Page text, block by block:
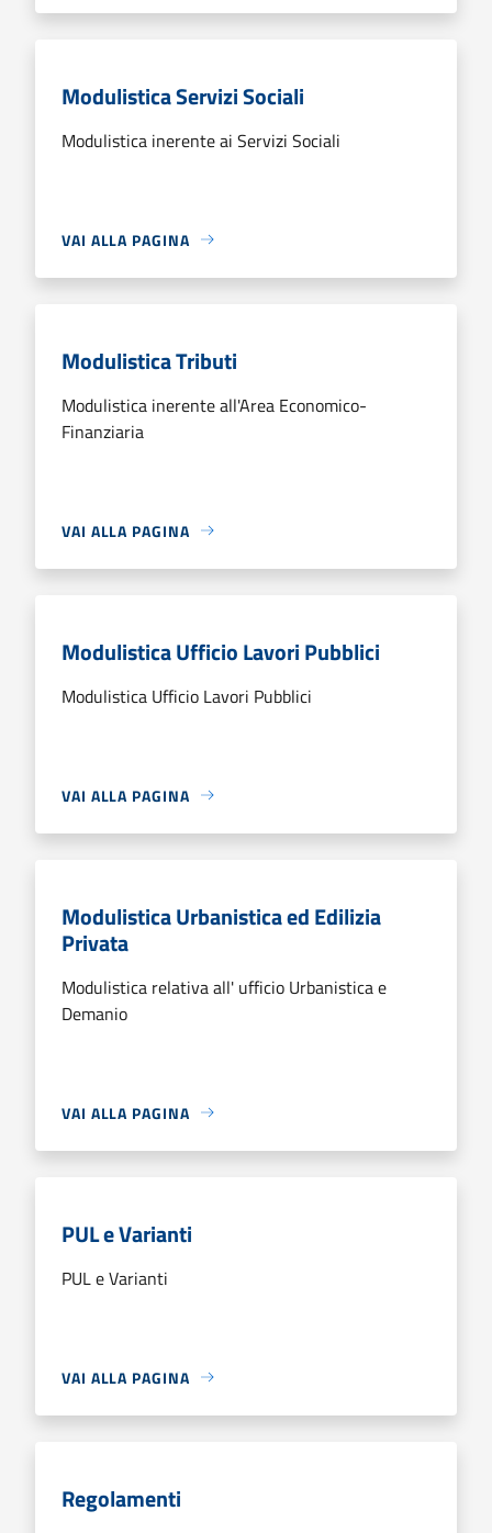
Modulistica Servizi Sociali
Modulistica inerente ai Servizi Sociali
VAI ALLA PAGINA
Modulistica Tributi
Modulistica inerente all'Area Economico-
Finanziaria
VAI ALLA PAGINA
Modulistica Ufficio Lavori Pubblici
Modulistica Ufficio Lavori Pubblici
VAI ALLA PAGINA
Modulistica Urbanistica ed Edilizia
Privata
Modulistica relativa all' ufficio Urbanistica e
Demanio
VAI ALLA PAGINA
PUL e Varianti
PUL e Varianti
VAI ALLA PAGINA
Regolamenti